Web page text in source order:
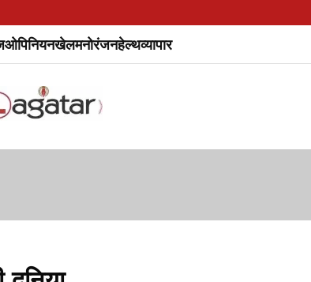
ओपिनियनखेलमनोरंजनहेल्थव्यापार